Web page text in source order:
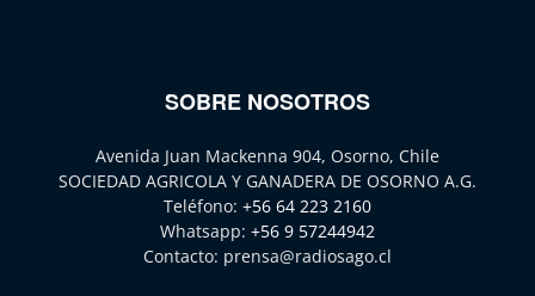
SOBRE NOSOTROS
Avenida Juan Mackenna 904, Osorno, Chile
SOCIEDAD AGRICOLA Y GANADERA DE OSORNO A.G.
Teléfono: +56 64 223 2160
Whatsapp: +56 9 57244942
Contacto: prensa@radiosago.cl